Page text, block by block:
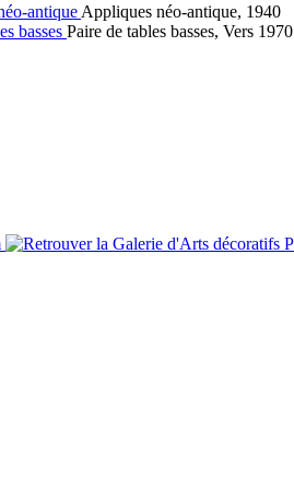
Appliques néo-antique, 1940
Paire de tables basses, Vers 1970